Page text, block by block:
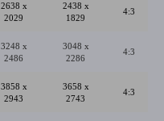
2638 x
2029
2438 x
1829
4:3
3248 x
2486
3048 x
2286
4:3
3858 x
2943
3658 x
2743
4:3